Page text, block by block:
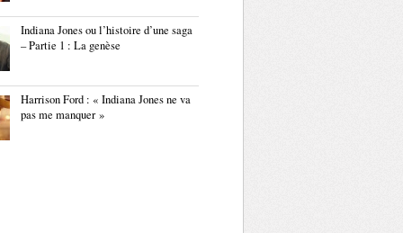
Indiana Jones ou l’histoire d’une saga
– Partie 1 : La genèse
Harrison Ford : « Indiana Jones ne va
pas me manquer »